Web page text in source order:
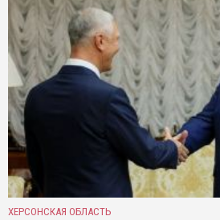
ХЕРСОНСКАЯ ОБЛАСТЬ